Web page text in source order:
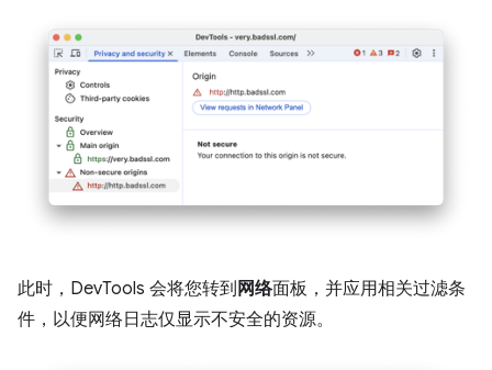
此时，DevTools 会将您转到 网络面板，并应用相关过滤条
件，以便网络日志仅显示不安全的资源。